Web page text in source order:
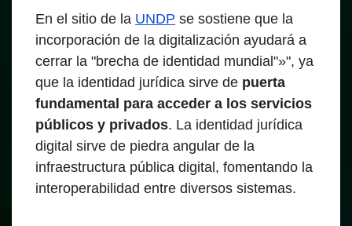
En el sitio de la UNDP se sostiene que la
incorporación de la digitalización ayudará a
cerrar la "brecha de identidad mundial"»", ya
que la identidad jurídica sirve de puerta
fundamental para acceder a los servicios
públicos y privados. La identidad jurídica
digital sirve de piedra angular de la
infraestructura pública digital, fomentando la
interoperabilidad entre diversos sistemas.